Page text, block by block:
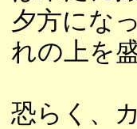
夕方にな
れの上を
恐らく、